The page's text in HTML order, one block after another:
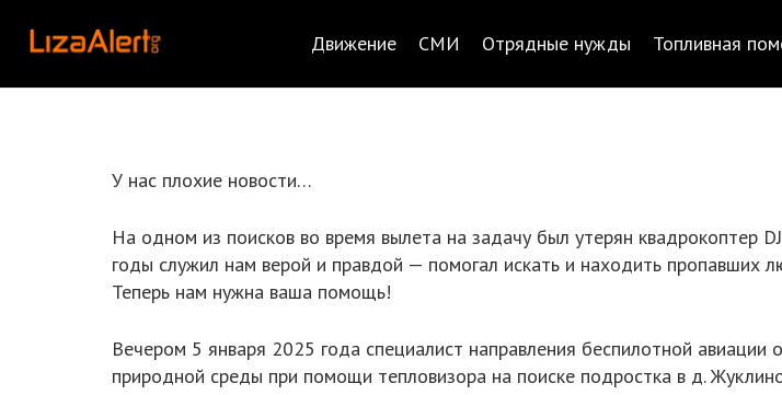
Движение СМИ Отрядные нужды Топливная
У нас плохие новости…
На одном из поисков во время вылета на задачу был утерян квадрокоптер
годы служил нам верой и правдой — помогал искать и находить пропавших
Теперь нам нужна ваша помощь!
Вечером 5 января 2025 года специалист направления беспилотной
природной среды при помощи тепловизора на поиске подростка в д.